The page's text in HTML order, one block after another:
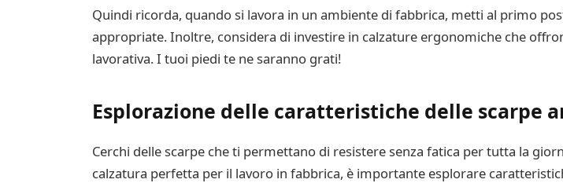
Quindi ricorda, quando si lavora in un ambiente di fabbrica, metti al primo
appropriate. Inoltre, considera di investire in calzature ergonomiche che
lavorativa. I tuoi piedi te ne saranno grati!
Esplorazione delle caratteristiche delle scarpe
Cerchi delle scarpe che ti permettano di resistere senza fatica per tutta la
calzatura perfetta per il lavoro in fabbrica, è importante esplorare